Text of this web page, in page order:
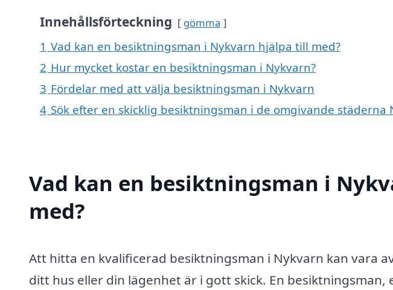
Innehållsförteckning gömma
1 Vad kan en besiktningsman i Nykvarn hjälpa till med?
2 Hur mycket kostar en besiktningsman i Nykvarn?
3 Fördelar med att välja besiktningsman i Nykvarn
4 Sök efter en skicklig besiktningsman i de omgivande städerna
Vad kan en besiktningsman i
med?
Att hitta en kvalificerad besiktningsman i Nykvarn kan vara
ditt hus eller din lägenhet är i gott skick. En besiktningsman,